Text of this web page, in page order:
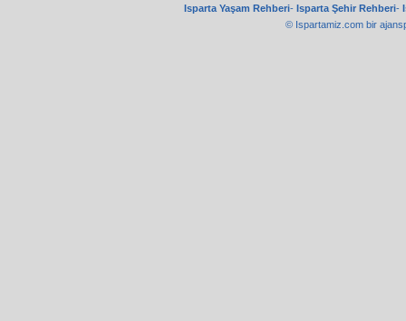
Isparta Yaşam Rehberi- Isparta Şehir Rehberi-
© Ispartamiz.com bir